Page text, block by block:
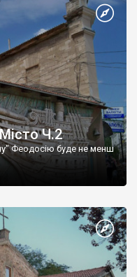
Ч.2
Феодосію буде не менш